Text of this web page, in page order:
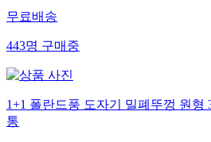
무료배송
443명구매중
1+1 폴란드풍 도자기 밀폐뚜껑 원형
통